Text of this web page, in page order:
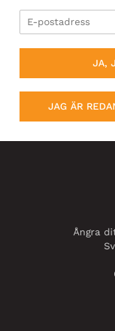
JA,
JAG ÄR
Ångra